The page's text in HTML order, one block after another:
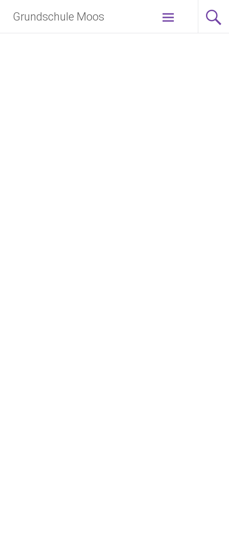
InhaltGrundschule Moos